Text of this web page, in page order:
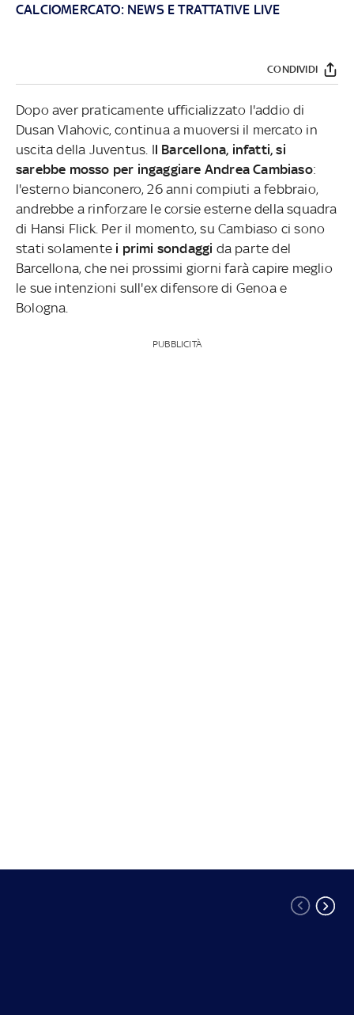
CALCIOMERCATO: NEWS E TRATTATIVE LIVE
CONDIVIDI
Dopo aver praticamente ufficializzato l'addio di
Dusan Vlahovic, continua a muoversi il mercato in
uscita della Juventus. Il Barcellona, infatti, si
sarebbe mosso per ingaggiare Andrea Cambiaso:
l'esterno bianconero, 26 anni compiuti a febbraio,
andrebbe a rinforzare le corsie esterne della squadra
di Hansi Flick. Per il momento, su Cambiaso ci sono
stati solamente i primi sondaggi da parte del
Barcellona, che nei prossimi giorni farà capire meglio
le sue intenzioni sull'ex difensore di Genoa e
Bologna.
PUBBLICITÀ